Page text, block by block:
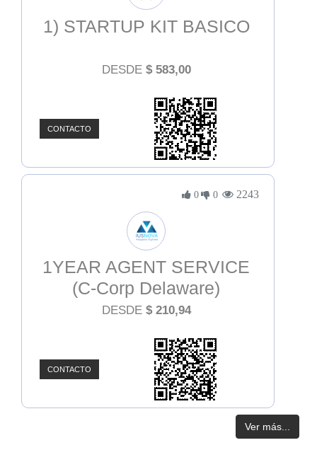
1) STARTUP KIT BASICO
DESDE $ 583,00
CONTACTO
0 0 2243
1YEAR AGENT SERVICE
(C-Corp Delaware)
DESDE $ 210,94
CONTACTO
Ver más...